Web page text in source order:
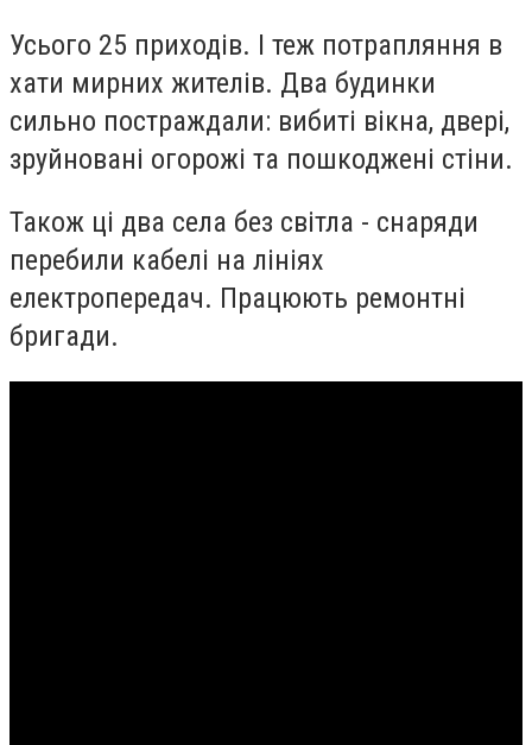
Усього 25 приходів. І теж потрапляння в
хати мирних жителів. Два будинки
сильно постраждали: вибиті вікна, двері,
зруйновані огорожі та пошкоджені стіни.
Також ці два села без світла - снаряди
перебили кабелі на лініях
електропередач. Працюють ремонтні
бригади.